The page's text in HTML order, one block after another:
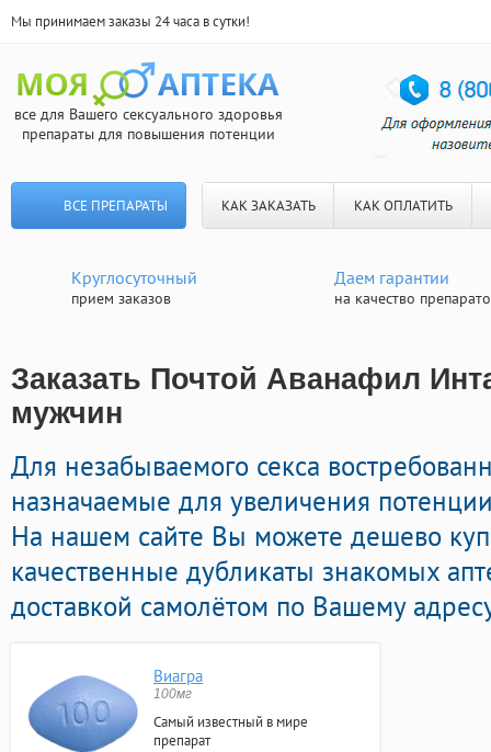
Мы принимаем заказы 24 часа в сутки!
все для Вашего сексуального здоровья
препараты для повышения потенции
ВСЕ ПРЕПАРАТЫ КАК ЗАКАЗАТЬ КАК ОПЛАТИТЬ
Круглосуточный
прием заказов
Даем гарантии
на качество
Заказать Почтой Аванафил
мужчин
Для незабываемого секса
назначаемые для увеличения
На нашем сайте Вы можете дешево
качественные дубликаты знакомых
доставкой самолётом по Вашему
Виагра
100мг
Самый известный в мире
препарат